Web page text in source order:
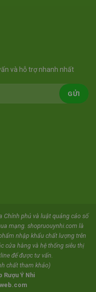
và hỗ trợ nhanh nhất
Chính phủ và luật quảng cáo số
mạng. shopruouynhi.com là
nhập khẩu chất lượng trên
cửa hàng và hệ thống siêu thị
để được tư vấn.
chất tham khảo)
Rượu Ý Nhi